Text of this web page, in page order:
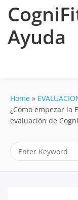
Ayuda
Home
¿Cómo empezar la
evaluación de